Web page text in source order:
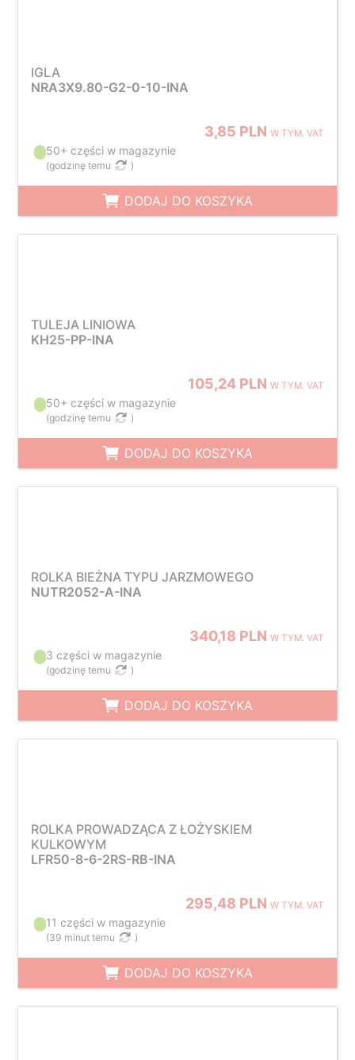
IGLA
NRA3X9.80-G2-0-10-INA
3,85 PLNW TYM. VAT
50+ części w magazynie
(godzinę temu )
DODAJ DO KOSZYKA
TULEJA LINIOWA
KH25-PP-INA
105,24 PLNW TYM. VAT
50+ części w magazynie
(godzinę temu )
DODAJ DO KOSZYKA
ROLKA BIEŻNA TYPU JARZMOWEGO
NUTR2052-A-INA
340,18 PLNW TYM. VAT
3 części w magazynie
(godzinę temu )
DODAJ DO KOSZYKA
ROLKA PROWADZĄCA Z ŁOŻYSKIEM
KULKOWYM
LFR50-8-6-2RS-RB-INA
295,48 PLNW TYM. VAT
11 części w magazynie
(39 minut temu )
DODAJ DO KOSZYKA